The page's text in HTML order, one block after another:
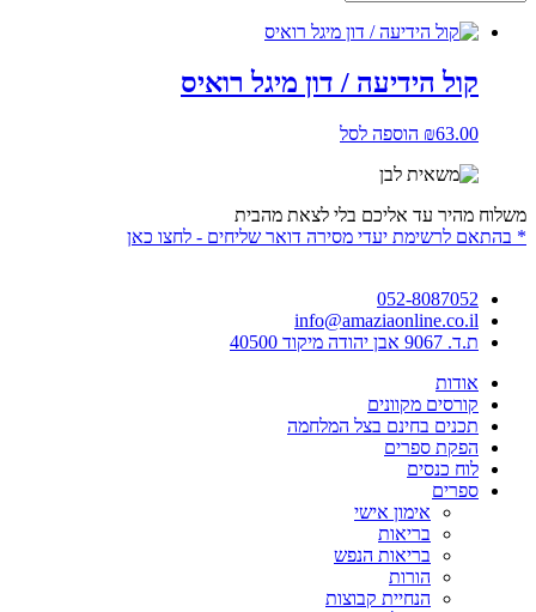
קול הידיעה / דון מיגל רואיס
₪63.00 הוספה לסל
משלוח מהיר עד אליכם בלי לצאת מהבית
* בהתאם לרשימת יעדי מסירה דואר שליחים - לחצו כאן
052-8087052
info@amaziaonline.co.il
ת.ד. 9067 אבן יהודה מיקוד 40500
אודות
קורסים מקוונים
תכנים בחינם בצל המלחמה
הפקת ספרים
לוח כנסים
ספרים
אימון אישי
בריאות
בריאות הנפש
הורות
הנחיית קבוצות